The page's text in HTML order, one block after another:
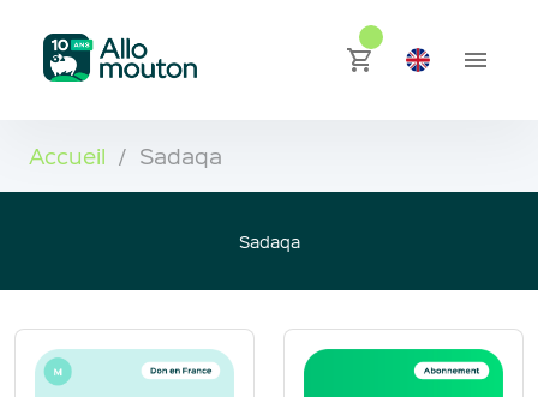
Accueil / Sadaqa
Sadaqa